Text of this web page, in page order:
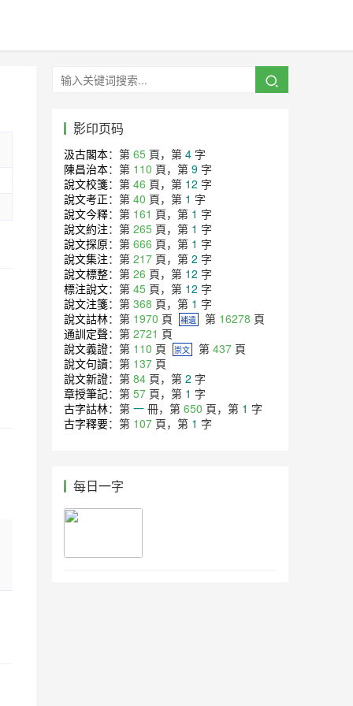
影印页码
汲古閣本：第 65 頁，第 4 字
陳昌治本：第 110 頁，第 9 字
說文校箋：第 46 頁，第 12 字
說文考正：第 40 頁，第 1 字
說文今釋：第 161 頁，第 1 字
說文約注：第 265 頁，第 1 字
說文探原：第 666 頁，第 1 字
說文集注：第 217 頁，第 2 字
說文標整：第 26 頁，第 12 字
標注說文：第 45 頁，第 12 字
說文注箋：第 368 頁，第 1 字
說文詁林：第 1970 頁 補遺 第 16278 頁
通訓定聲：第 2721 頁
說文義證：第 110 頁 崇文 第 437 頁
說文句讀：第 137 頁
說文新證：第 84 頁，第 2 字
章授筆記：第 57 頁，第 1 字
古字詁林：第 一 冊，第 650 頁，第 1 字
古字釋要：第 107 頁，第 1 字
每日一字